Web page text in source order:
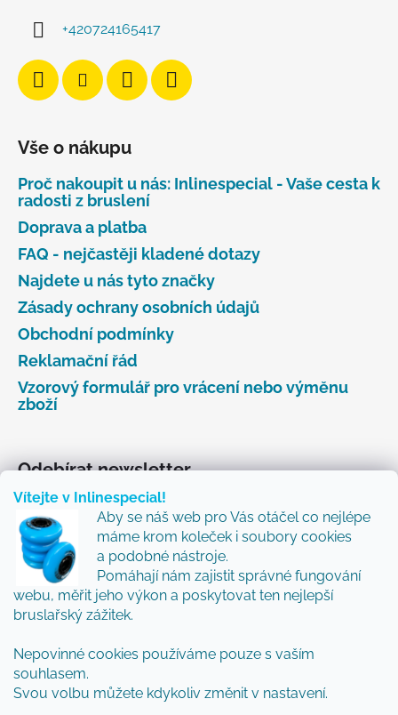
Vítejte v Inlinespecial!
Aby se náš web pro Vás otáčel co nejlépe
máme krom koleček i soubory cookies
a podobné nástroje.
Pomáhají nám zajistit správné fungování
webu, měřit jeho výkon a poskytovat ten nejlepší
bruslařský zážitek.
Nepovinné cookies používáme pouze s vaším
souhlasem.
Svou volbu můžete kdykoliv změnit v nastavení.
+420724165417
Vše o nákupu
Proč nakoupit u nás: Inlinespecial - Vaše cesta k
radosti z bruslení
Doprava a platba
FAQ - nejčastěji kladené dotazy
Najdete u nás tyto značky
Zásady ochrany osobních údajů
Obchodní podmínky
Reklamační řád
Vzorový formulář pro vrácení nebo výměnu
zboží
Odebírat newsletter
Vložte svůj e-mail a my vám budeme zasílat informace
o nových produktech na našem e-shopu.
Přidejte se k nám a my Vám budeme zasílat ty nejlepší
novinky a tipy.
E-mail
Vložením e-mailu souhlasíte spodmínkami
ochrany osobních údajů